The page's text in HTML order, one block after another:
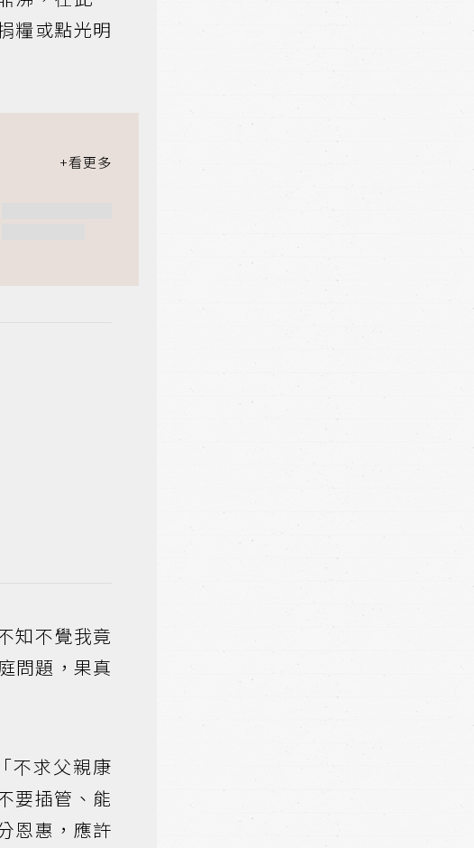
糧或點光明
知不覺我竟
問題，果真
不求父親康
要插管、能
恩惠，應許